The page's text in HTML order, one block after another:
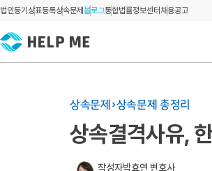
법인등기 상표등록상속문제 블로그통합법률정보센터 채용공고
상속문제 상속문제 총정리
상속결격사유,
작성자박효연 변호사